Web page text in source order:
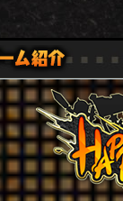
ONE VER.]
ーウォーズ)公式サイ